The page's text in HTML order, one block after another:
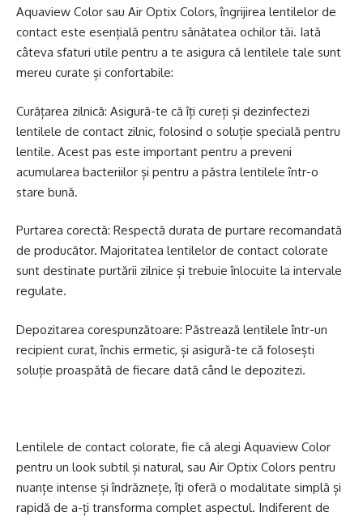
Aquaview Color sau Air Optix Colors, îngrijirea lentilelor de
contact este esențială pentru sănătatea ochilor tăi. Iată
câteva sfaturi utile pentru a te asigura că lentilele tale sunt
mereu curate și confortabile:
Curățarea zilnică: Asigură-te că îți cureți și dezinfectezi
lentilele de contact zilnic, folosind o soluție specială pentru
lentile. Acest pas este important pentru a preveni
acumularea bacteriilor și pentru a păstra lentilele într-o
stare bună.
Purtarea corectă: Respectă durata de purtare recomandată
de producător. Majoritatea lentilelor de contact colorate
sunt destinate purtării zilnice și trebuie înlocuite la intervale
regulate.
Depozitarea corespunzătoare: Păstrează lentilele într-un
recipient curat, închis ermetic, și asigură-te că folosești
soluție proaspătă de fiecare dată când le depozitezi.
Lentilele de contact colorate, fie că alegi Aquaview Color
pentru un look subtil și natural, sau Air Optix Colors pentru
nuanțe intense și îndrăznețe, îți oferă o modalitate simplă și
rapidă de a-ți transforma complet aspectul. Indiferent de